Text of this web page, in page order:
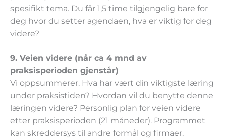
spesifikt tema. Du får 1,5 time tilgjengelig bare for
deg hvor du setter agendaen, hva er viktig for deg
videre?
9. Veien videre (når ca 4 mnd av
praksisperioden gjenstår)
Vi oppsummerer. Hva har vært din viktigste læring
under praksistiden? Hvordan vil du benytte denne
læringen videre? Personlig plan for veien videre
etter praksisperioden (21 måneder). Programmet
kan skreddersys til andre formål og firmaer.